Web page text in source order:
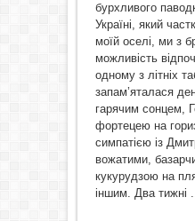
бурхливого
Україні, який
моїй оселі, ми з
можливість
одному з літніх
запам’яталася
гарячим сонцем,
фортецею на
симпатією із
вожатими,
кукурудзою на
іншим. Два тижні